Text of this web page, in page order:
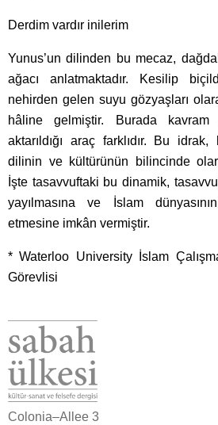
Derdim vardır inilerim
Yunus’un dilinden bu mecaz,
ağacı anlatmaktadır. Kesilip
nehirden gelen suyu gözyaşları
hâline gelmiştir. Burada kavram
aktarıldığı araç farklıdır. Bu
dilinin ve kültürünün bilincinde
İşte tasavvuftaki bu dinamik,
yayılmasına ve İslam
etmesine imkân vermiştir.
* Waterloo University İslam
Görevlisi
Colonia–Allee 3